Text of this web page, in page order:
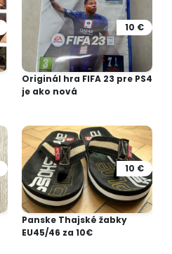
10 €
Originál hra FIFA 23 pre PS4
je ako nová
10 €
Panske Thajské žabky
EU45/46 za 10€